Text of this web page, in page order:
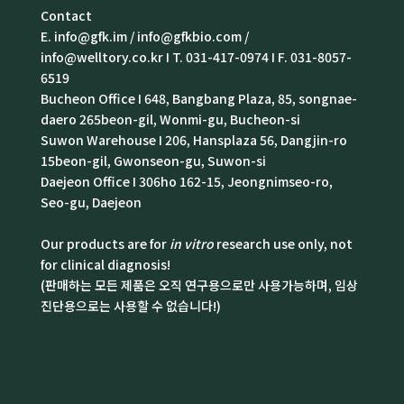
Contact
E. info@gfk.im / info@gfkbio.com /
info@welltory.co.kr I T. 031-417-0974 I F. 031-8057-
6519
Bucheon Office I 648, Bangbang Plaza, 85, songnae-
daero 265beon-gil, Wonmi-gu, Bucheon-si
Suwon Warehouse I 206, Hansplaza 56, Dangjin-ro
15beon-gil, Gwonseon-gu, Suwon-si
Daejeon Office I 306ho 162-15, Jeongnimseo-ro,
Seo-gu, Daejeon
Our products are for in vitroresearch use only, not
for clinical diagnosis!
(판매하는 모든 제품은 오직 연구용으로만 사용가능하며, 임상
진단용으로는 사용할 수 없습니다!)